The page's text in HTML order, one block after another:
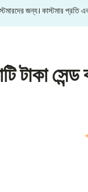
জন্য। কাস্টমার প্রতি
টাকা